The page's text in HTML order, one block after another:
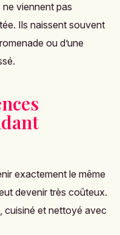
ne viennent pas
Ils naissent souvent
ou d’une
exactement le même
devenir très coûteux.
cuisiné et nettoyé avec